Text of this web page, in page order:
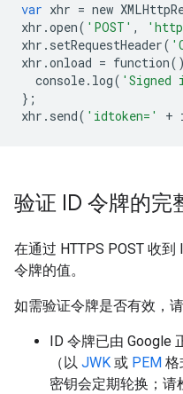
var xhr = new
xhr .open( 'POST' ,
xhr . setRequestHeader(
xhr .onload = function()
console. log(
};
xhr . send( 'idtoken=' +
验证 ID 令牌的完
在通过 HTTPS POST 收
令牌的值。
如需验证令牌是否有效，
ID 令牌已由 Google
（以 JWK 或 PEM 格
密钥会定期轮换；请